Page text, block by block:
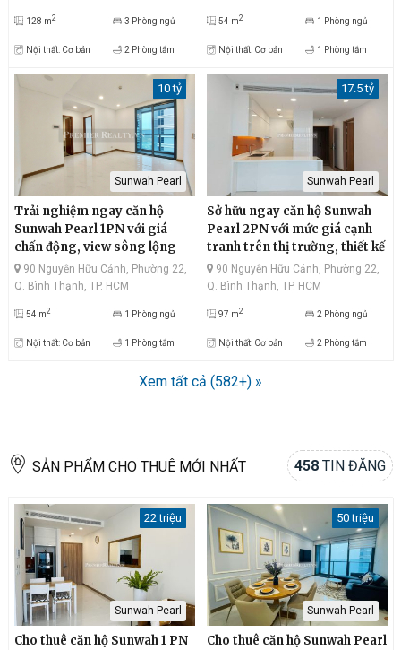
128 m2 3 Phòng ngủ
Nội thất: Cơ bản 2 Phòng tắm
54 m2 1 Phòng ngủ
Nội thất: Cơ bản 1 Phòng tắm
10 tỷ
Sunwah Pearl
Trải nghiệm ngay căn hộ
Sunwah Pearl 1PN với giá
chấn động, view sông lộng
lẫy, quận 1 hiện đại, thiết kế tối
giản, nội thất cơ bản
90 Nguyễn Hữu Cảnh, Phường 22,
Q. Bình Thạnh, TP. HCM
54 m2 1 Phòng ngủ
Nội thất: Cơ bản 1 Phòng tắm
17.5 tỷ
Sunwah Pearl
Sở hữu ngay căn hộ Sunwah
Pearl 2PN với mức giá cạnh
tranh trên thị trường, thiết kế
tinh tế, view sông mát mẻ,
quận 1 nhộn nhịp, diện tích
90 Nguyễn Hữu Cảnh, Phường 22,
Q. Bình Thạnh, TP. HCM
97 m2 2 Phòng ngủ
Nội thất: Cơ bản 2 Phòng tắm
Xem tất cả (582+) »
SẢN PHẨM CHO THUÊ MỚI NHẤT 458 TIN ĐĂNG
22 triệu
Sunwah Pearl
Cho thuê căn hộ Sunwah 1 PN
50 triệu
Sunwah Pearl
Cho thuê căn hộ Sunwah Pearl